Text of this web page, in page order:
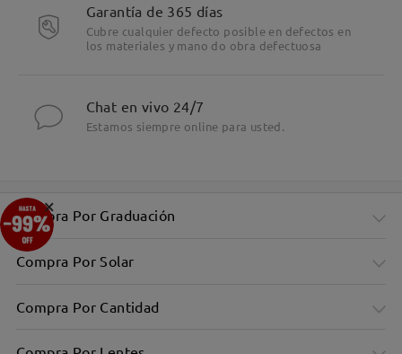
Garantía de 365 días
Cubre cualquier defecto posible en defectos en
los materiales y mano do obra defectuosa
Chat en vivo 24/7
Estamos siempre online para usted.
Compra Por Graduación
Compra Por Solar
Compra Por Cantidad
×